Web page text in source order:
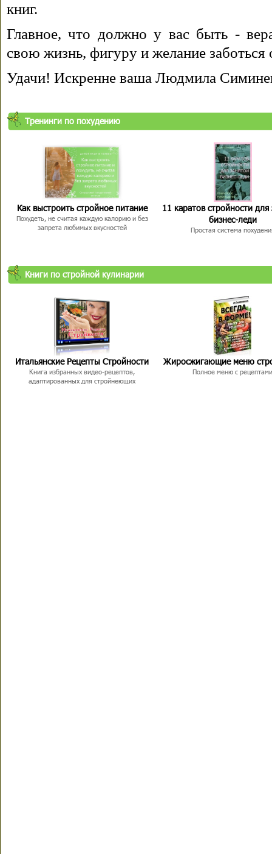
книг.
Главное, что должно у вас быть -
свою жизнь, фигуру и желание заботься
Удачи! Искренне ваша Людмила
Тренинги по похудению
Как выстроить стройное питание
Похудеть, не считая каждую калорию и без
запрета любимых вкусностей
11 каратов стройности для
бизнес-леди
Простая система
Книги по стройной кулинарии
Итальянские Рецепты Стройности
Книга избранных видео-рецептов,
адаптированных для стройнеющих
Жиросжигающие меню
Полное меню с рецептами